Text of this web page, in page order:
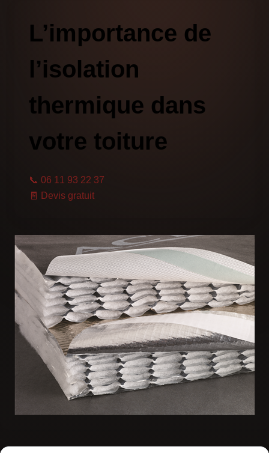
L’importance de
l’isolation
thermique dans
votre toiture
📞 06 11 93 22 37
🧾 Devis gratuit